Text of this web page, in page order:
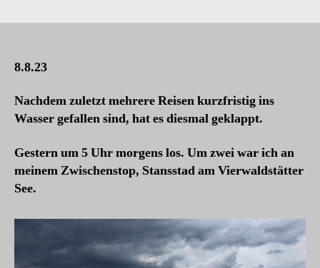
8.8.23
Nachdem zuletzt mehrere Reisen kurzfristig ins
Wasser gefallen sind, hat es diesmal geklappt.
Gestern um 5 Uhr morgens los. Um zwei war ich an
meinem Zwischenstop, Stansstad am Vierwaldstätter
See.